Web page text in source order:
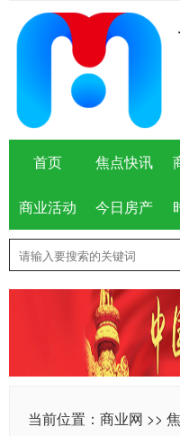
首页 焦点快讯
商业活动 今日房产
当前位置： 商业网 >>